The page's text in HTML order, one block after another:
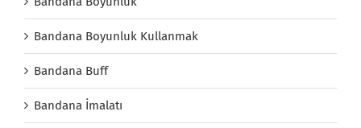
Bandana Boyunluk Kullanmak
Bandana Buff
Bandana İmalatı